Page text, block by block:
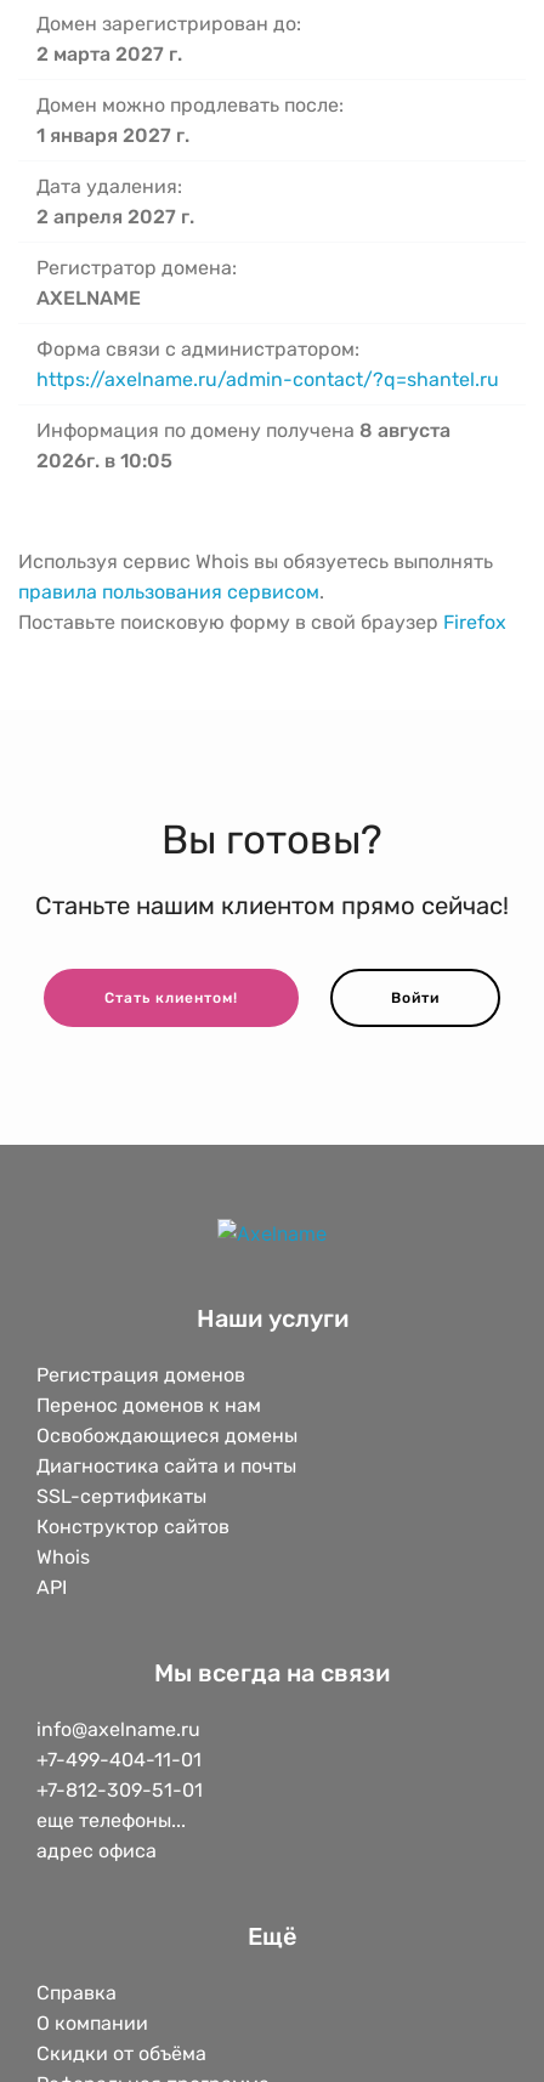
Домен зарегистрирован до:
2 марта 2027 г.
Домен можно продлевать после:
1 января 2027 г.
Дата удаления:
2 апреля 2027 г.
Регистратор домена:
AXELNAME
Форма связи с администратором:
https://axelname.ru/admin-contact/?q=shantel.ru
Информация по домену получена 8 августа
2026г. в 10:05
Используя сервис Whois вы обязуетесь выполнять
правила пользования сервисом.
Поставьте поисковую форму в свой браузер Firefox
Вы готовы?
Станьте нашим клиентом прямо сейчас!
Стать клиентом! Войти
Наши услуги
Регистрация доменов
Перенос доменов к нам
Освобождающиеся домены
Диагностика сайта и почты
SSL-сертификаты
Конструктор сайтов
Whois
API
Мы всегда на связи
info@axelname.ru
+7-499-404-11-01
+7-812-309-51-01
еще телефоны...
адрес офиса
Ещё
Справка
О компании
Скидки от объёма